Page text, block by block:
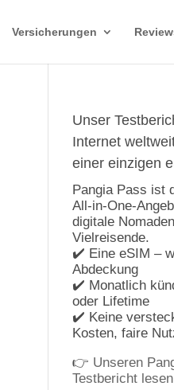
Versicherungen
Unser
Internet
einer einzigen
Pangia Pass ist
All-in-One-
digitale
Vielreisende.
✔️ Eine eSIM –
Abdeckung
✔️ Monatlich
oder Lifetime
✔️ Keine
Kosten, faire
👉 Unseren
Testbericht lesen